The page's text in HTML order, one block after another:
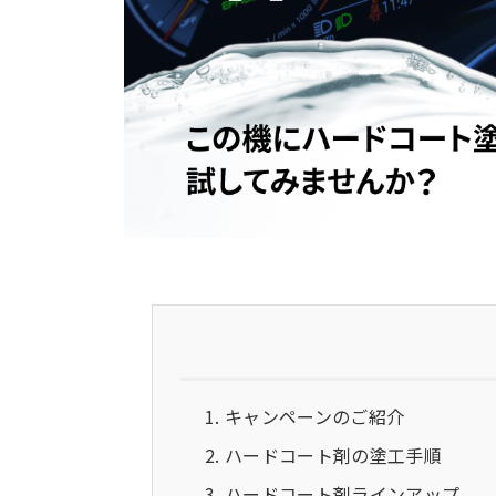
キャンペーンのご紹介
ハードコート剤の塗工手順